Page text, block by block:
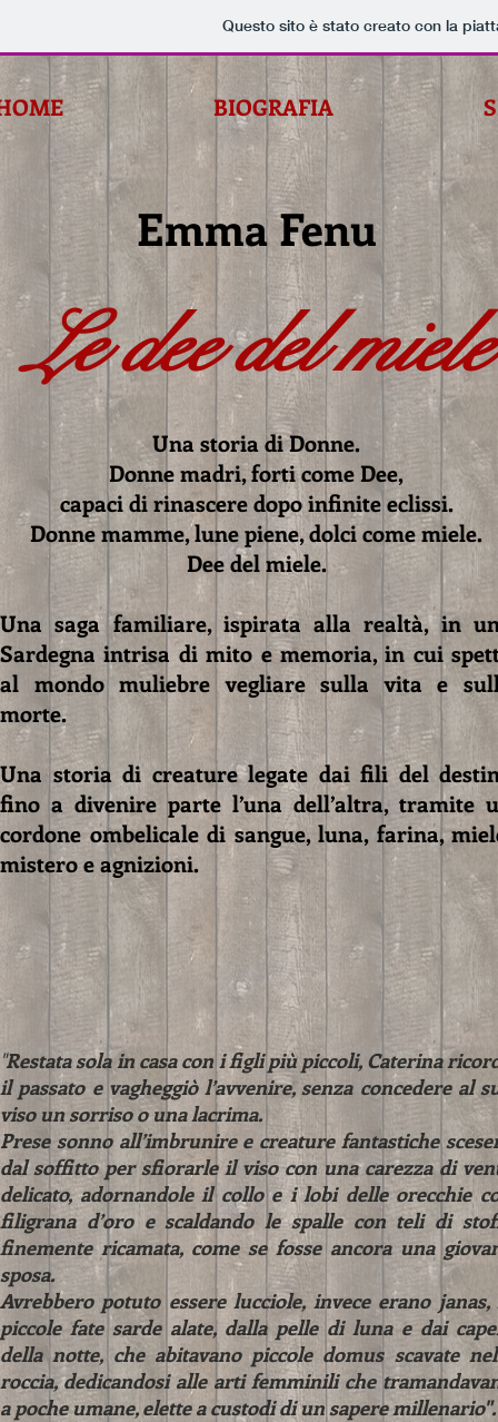
Questo sito è stato creato con la
BIOGRAFIA
Emma Fenu
Le dee del miele
Una storia di Donne.
Donne madri, forti come Dee,
capaci di rinascere dopo infinite eclissi.
Donne mamme, lune piene, dolci come miele.
Dee del miele.
Una saga familiare, ispirata alla realtà, in
Sardegna intrisa di mito e memoria, in cui
al mondo muliebre vegliare sulla vita e
morte.
Una storia di creature legate dai fili del
fino a divenire parte l’una dell’altra, tramite
cordone ombelicale di sangue, luna, farina,
mistero e agnizioni.
"Restata sola in casa con i figli più piccoli, Caterina
il passato e vagheggiò l’avvenire, senza concedere al
viso un sorriso o una lacrima.
Prese sonno all’imbrunire e creature fantastiche
dal soffitto per sfiorarle il viso con una carezza di
delicato, adornandole il collo e i lobi delle orecchie
filigrana d’oro e scaldando le spalle con teli di
finemente ricamata, come se fosse ancora una
sposa.
Avrebbero potuto essere lucciole, invece erano janas,
piccole fate sarde alate, dalla pelle di luna e dai
della notte, che abitavano piccole domus scavate
roccia, dedicandosi alle arti femminili che
a poche umane, elette a custodi di un sapere millenario".